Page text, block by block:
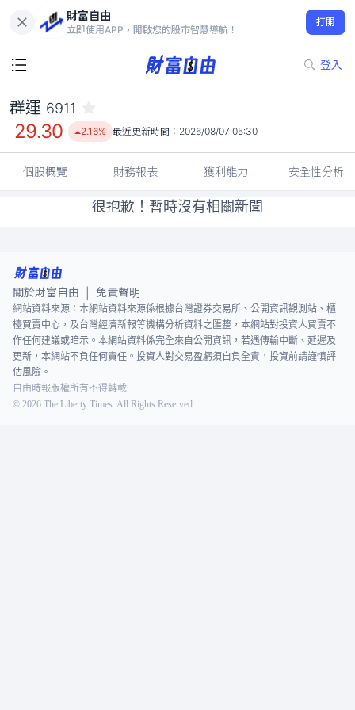
財富自由
立即使用APP，開啟您的股市智慧導航！
打開
登入
29.30
2.16%
群運 6911
29.30 2.16% 最近更新時間： 2026/08/07 05:30
個股概覽 財務報表 獲利能力 安全性分析
很抱歉！暫時沒有相關新聞
關於財富自由 免責聲明
網站資料來源：本網站資料來源係根據台灣證券交易所、公開資訊觀測站、櫃
檯買賣中心，及台灣經濟新報等機構分析資料之匯整，本網站對投資人買賣不
作任何建議或暗示。本網站資料係完全來自公開資訊，若遇傳輸中斷、延遲及
更新，本網站不負任何責任。投資人對交易盈虧須自負全責，投資前請謹慎評
估風險。
自由時報版權所有不得轉載
© 2026 The Liberty Times. All Rights Reserved.